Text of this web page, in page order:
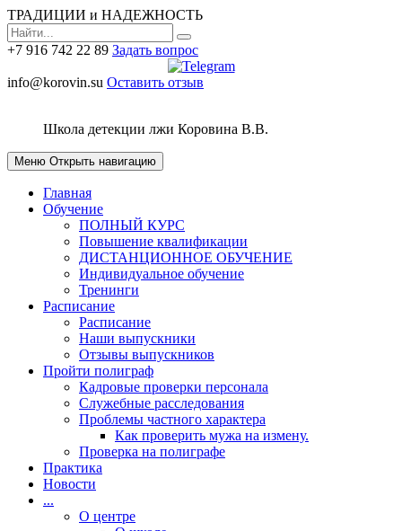
ТРАДИЦИИ и НАДЕЖНОСТЬ
+7 916 742 22 89 Задать вопрос
info@korovin.su Оставить отзыв
Школа детекции лжи Коровина В.В.
Меню Открыть навигацию
Главная
Обучение
ПОЛНЫЙ КУРС
Повышение квалификации
ДИСТАНЦИОННОЕ ОБУЧЕНИЕ
Индивидуальное обучение
Тренинги
Расписание
Расписание
Наши выпускники
Отзывы выпускников
Пройти полиграф
Кадровые проверки персонала
Cлужебные расследования
Проблемы частного характера
Как проверить мужа на измену.
Проверка на полиграфе
Практика
Новости
...
О центре